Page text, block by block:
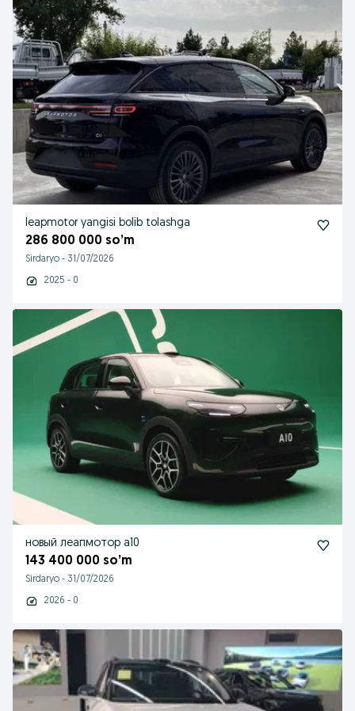
leapmotor yangisi bolib tolashga
286 800 000 so’m
Sirdaryo - 31/07/2026
2025 - 0
новый леапмотор а10
143 400 000 so’m
Sirdaryo - 31/07/2026
2026 - 0